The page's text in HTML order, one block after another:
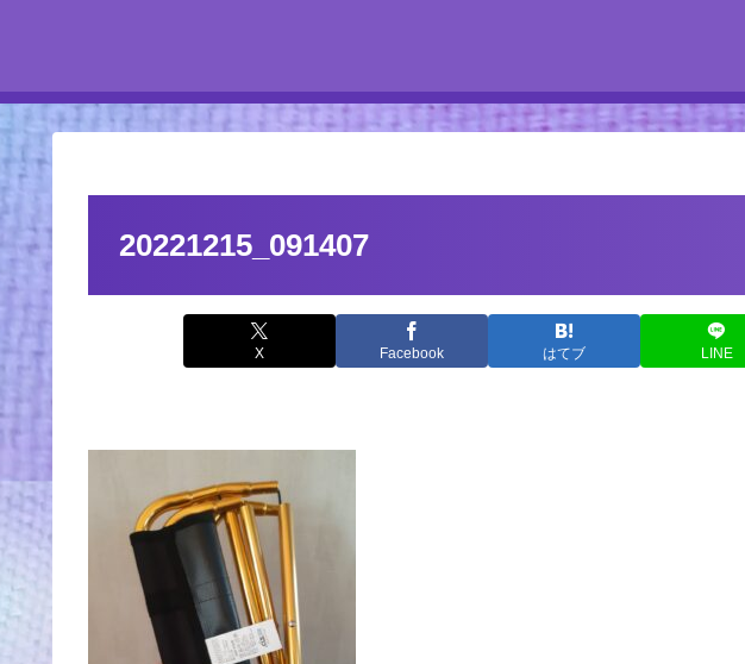
20221215_091407
X Facebook はてブ LINE